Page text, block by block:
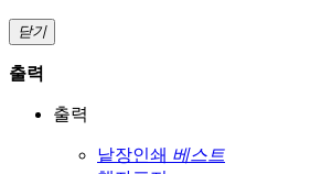
닫기
출력
출력
낱장인쇄 베스트